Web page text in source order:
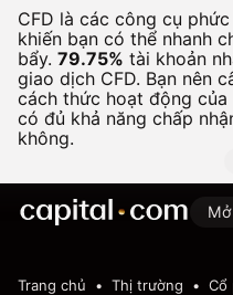
CFD là các công cụ
khiến bạn có thể nhanh
bẩy. 79.75% tài khoản
giao dịch CFD. Bạn nên
cách thức hoạt động của
có đủ khả năng chấp
không.
Trang chủ Thị trường Cổ